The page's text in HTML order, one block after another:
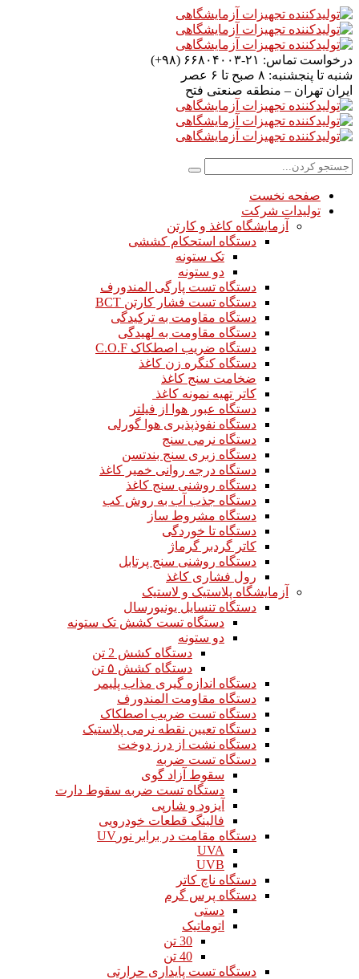
درخواست تماس: ۲۱-۶۶۸۰۴۰۰۳ (۹۸+)
شنبه تا پنجشنبه: ۸ صبح تا ۶ عصر
ایران تهران – منطقه صنعتی فتح
صفحه نخست
تولیدات شرکت
آزمایشگاه کاغذ و کارتن
دستگاه استحکام کششی
تک ستونه
دو ستونه
دستگاه تست پارگی المندورف
دستگاه تست فشار کارتن BCT
دستگاه مقاومت به ترکیدگی
دستگاه مقاومت به لهیدگی
دستگاه ضریب اصطکاک C.O.F
دستگاه کنگره زن کاغذ
ضخامت سنج کاغذ
کاتر تهیه نمونه کاغذ
دستگاه عبور هوا از فیلتر
دستگاه نفوذپذیری هوا گورلی
دستگاه نرمی سنج
دستگاه زبری سنج بندتسن
دستگاه درجه روانی خمیر کاغذ
دستگاه روشنی سنج کاغذ
دستگاه جذب آب به روش کب
دستگاه مشروط ساز
دستگاه تا خوردگی
کاتر گردبر گرماژ
دستگاه روشنی سنج پرتابل
رول فشاری کاغذ
آزمایشگاه پلاستیک و لاستیک
دستگاه تنسایل یونیورسال
دستگاه تست کشش تک ستونه
دو ستونه
دستگاه کشش 2 تن
دستگاه کشش ۵ تن
دستگاه اندازه گیری مذاب پلیمر
دستگاه مقاومت المندورف
دستگاه تست ضریب اصطکاک
دستگاه تعیین نقطه نرمی پلاستیک
دستگاه نشت از درز دوخت
دستگاه تست ضربه
سقوط آزاد گوی
دستگاه تست ضربه سقوط دارت
آیزود و شارپی
فالینگ قطعات خودرویی
دستگاه مقامت در برابر نورUV
UVA
UVB
دستگاه ناچ کاتر
دستگاه پرس گرم
دستی
اتوماتیک
30 تن
40 تن
دستگاه تست پایداری حرارتی